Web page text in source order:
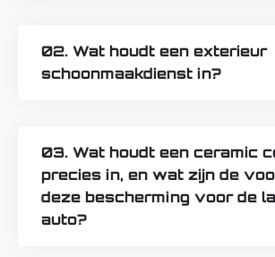
02. Wat houdt een exterieur
schoonmaakdienst in?
03. Wat houdt een ceramic
precies in, en wat zijn de
deze bescherming voor de
auto?